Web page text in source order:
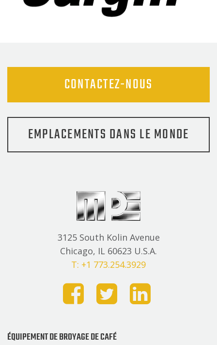
CONTACTEZ-NOUS
EMPLACEMENTS DANS LE MONDE
3125 South Kolin Avenue
Chicago, IL 60623 U.S.A.
T: +1 773.254.3929
ÉQUIPEMENT DE BROYAGE DE CAFÉ